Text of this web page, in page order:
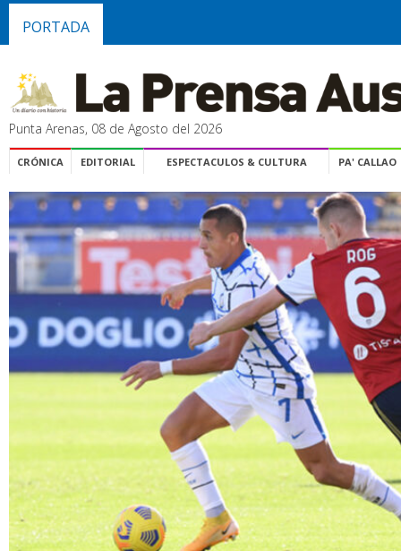
PORTADA
Punta Arenas, 08 de Agosto del 2026
CRÓNICA EDITORIAL ESPECTACULOS & CULTURA PA' CALLAO